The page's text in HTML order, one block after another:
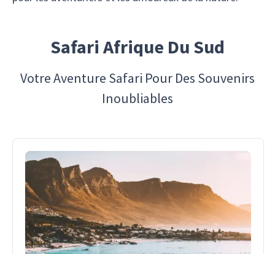
Safari Afrique Du Sud
Votre Aventure Safari Pour Des Souvenirs
Inoubliables